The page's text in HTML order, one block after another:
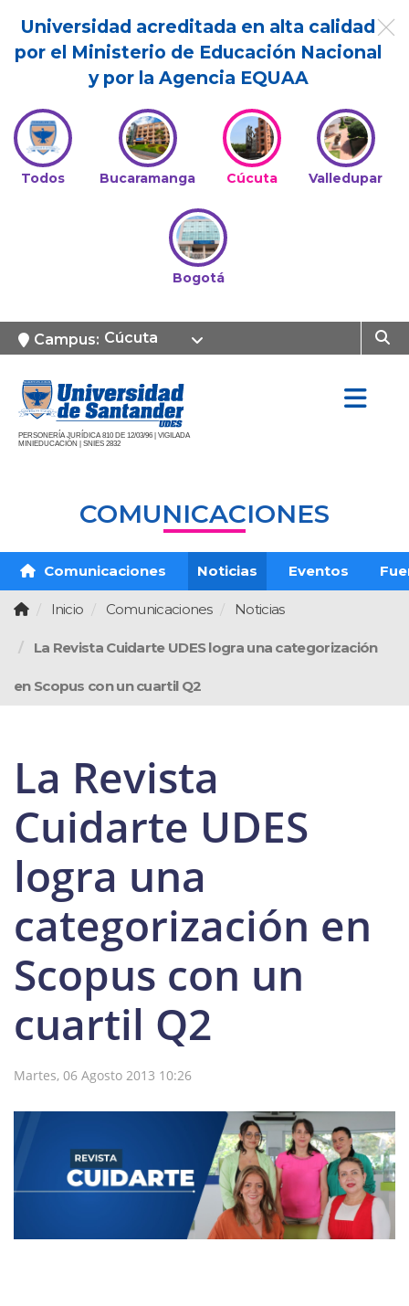
Universidad acreditada en alta calidad
por el Ministerio de Educación Nacional
y por la Agencia EQUAA
Todos Bucaramanga Cúcuta Valledupar
Bogotá
Campus: Cúcuta
PERSONERÍA JURÍDICA 810 DE 12/03/96 | VIGILADA
MINIEDUCACIÓN | SNIES 2832
COMUNICACIONES
Comunicaciones Noticias Eventos
Inicio Comunicaciones Noticias
La Revista Cuidarte UDES logra una categorización
en Scopus con un cuartil Q2
La Revista
Cuidarte UDES
logra una
categorización en
Scopus con un
cuartil Q2
Martes, 06 Agosto 2013 10:26